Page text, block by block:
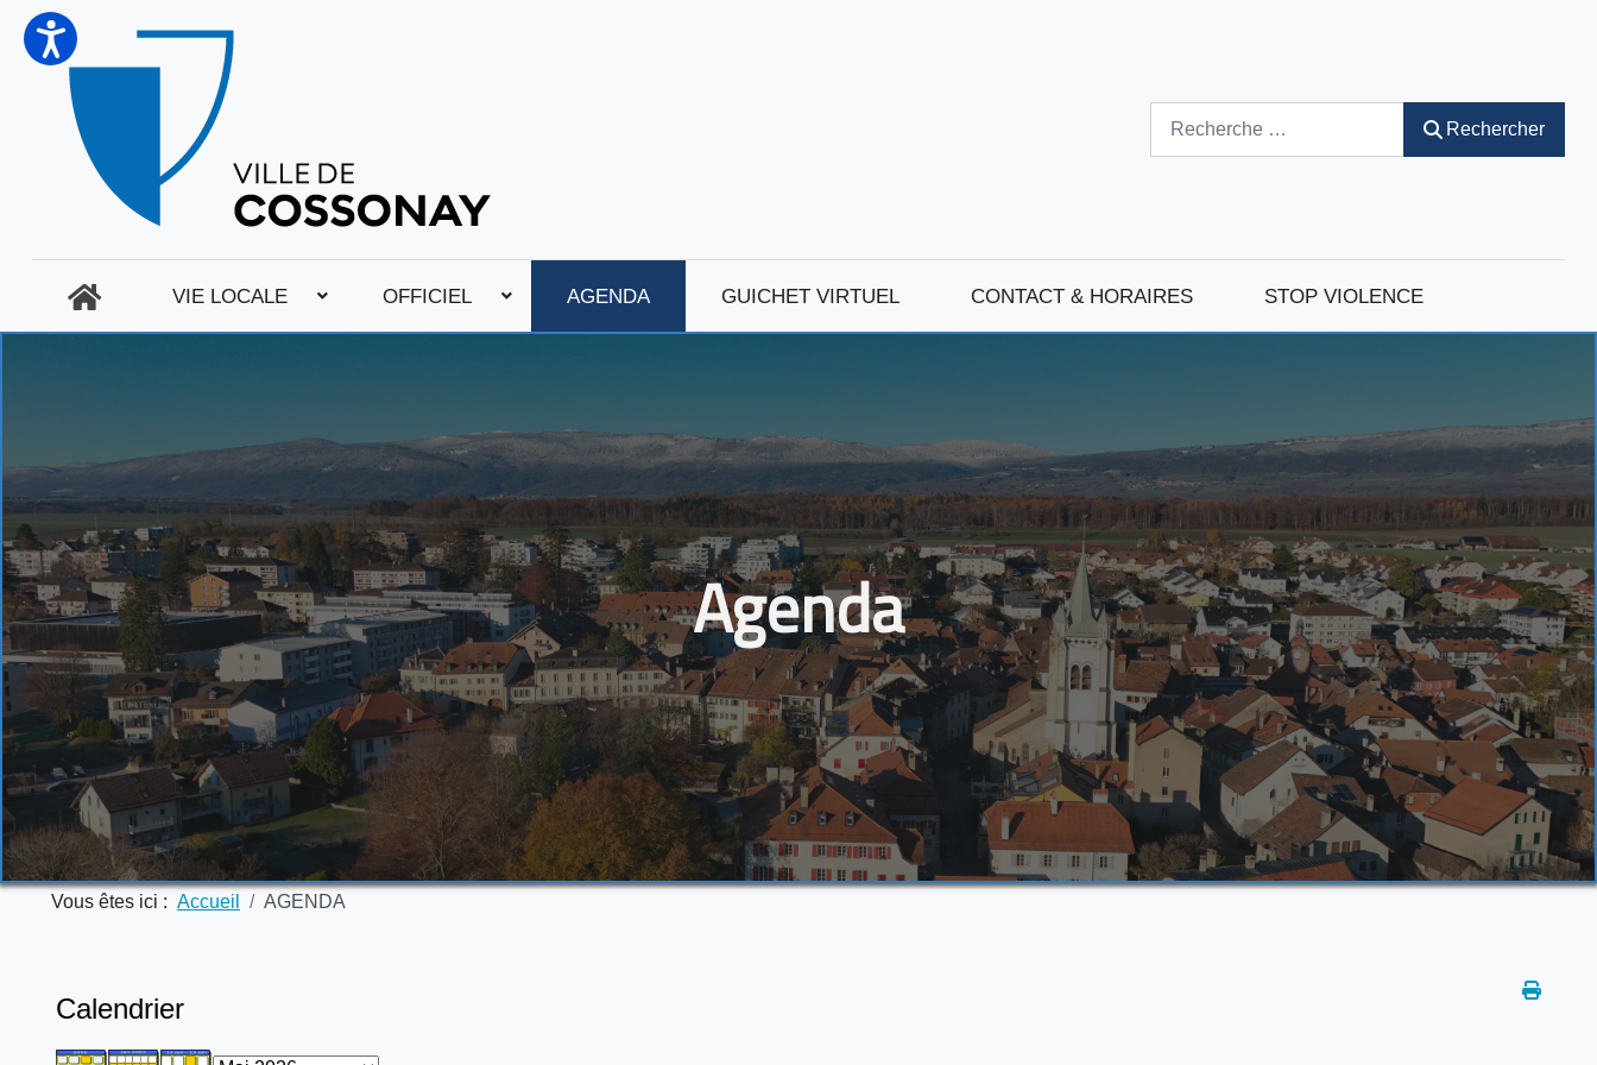
Rechercher
VIE LOCALE OFFICIEL AGENDA GUICHET VIRTUEL CONTACT & HORAIRES STOP VIOLENCE
Agenda
Vous êtes ici : Accueil AGENDA
Calendrier